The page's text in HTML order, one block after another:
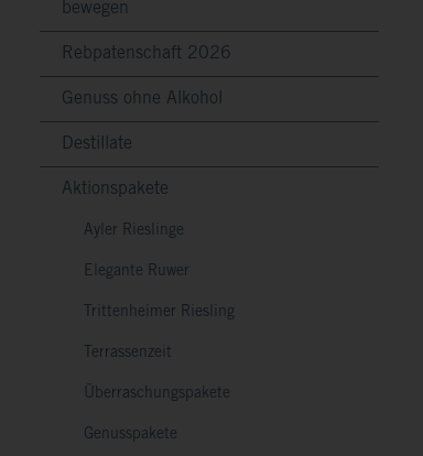
bewegen
Rebpatenschaft 2026
Genuss ohne Alkohol
Destillate
Aktionspakete
Ayler Rieslinge
Elegante Ruwer
Trittenheimer Riesling
Terrassenzeit
Überraschungspakete
Genusspakete